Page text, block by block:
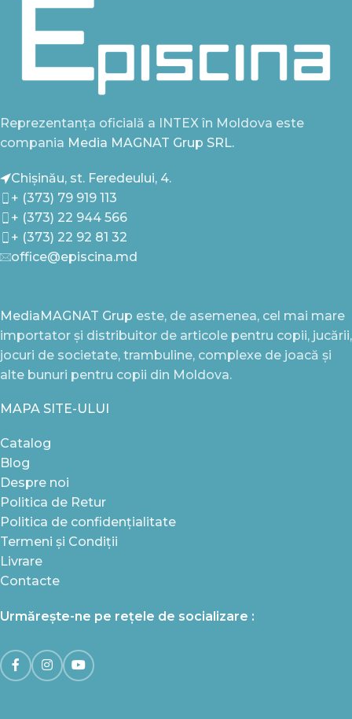
Reprezentanța oficială a INTEX în Moldova este
compania Media MAGNAT Grup SRL.
Chișinău, st. Feredeului, 4.
+ (373) 79 919 113
+ (373) 22 944 566
+ (373) 22 92 81 32
office@episcina.md
MediaMAGNAT Grup este, de asemenea, cel mai mare
importator și distribuitor de articole pentru copii, jucării,
jocuri de societate, trambuline, complexe de joacă și
alte bunuri pentru copii din Moldova.
MAPA SITE-ULUI
Catalog
Blog
Despre noi
Politica de Retur
Politica de confidențialitate
Termeni și Condiții
Livrare
Contacte
Urmărește-ne pe rețele de socializare :